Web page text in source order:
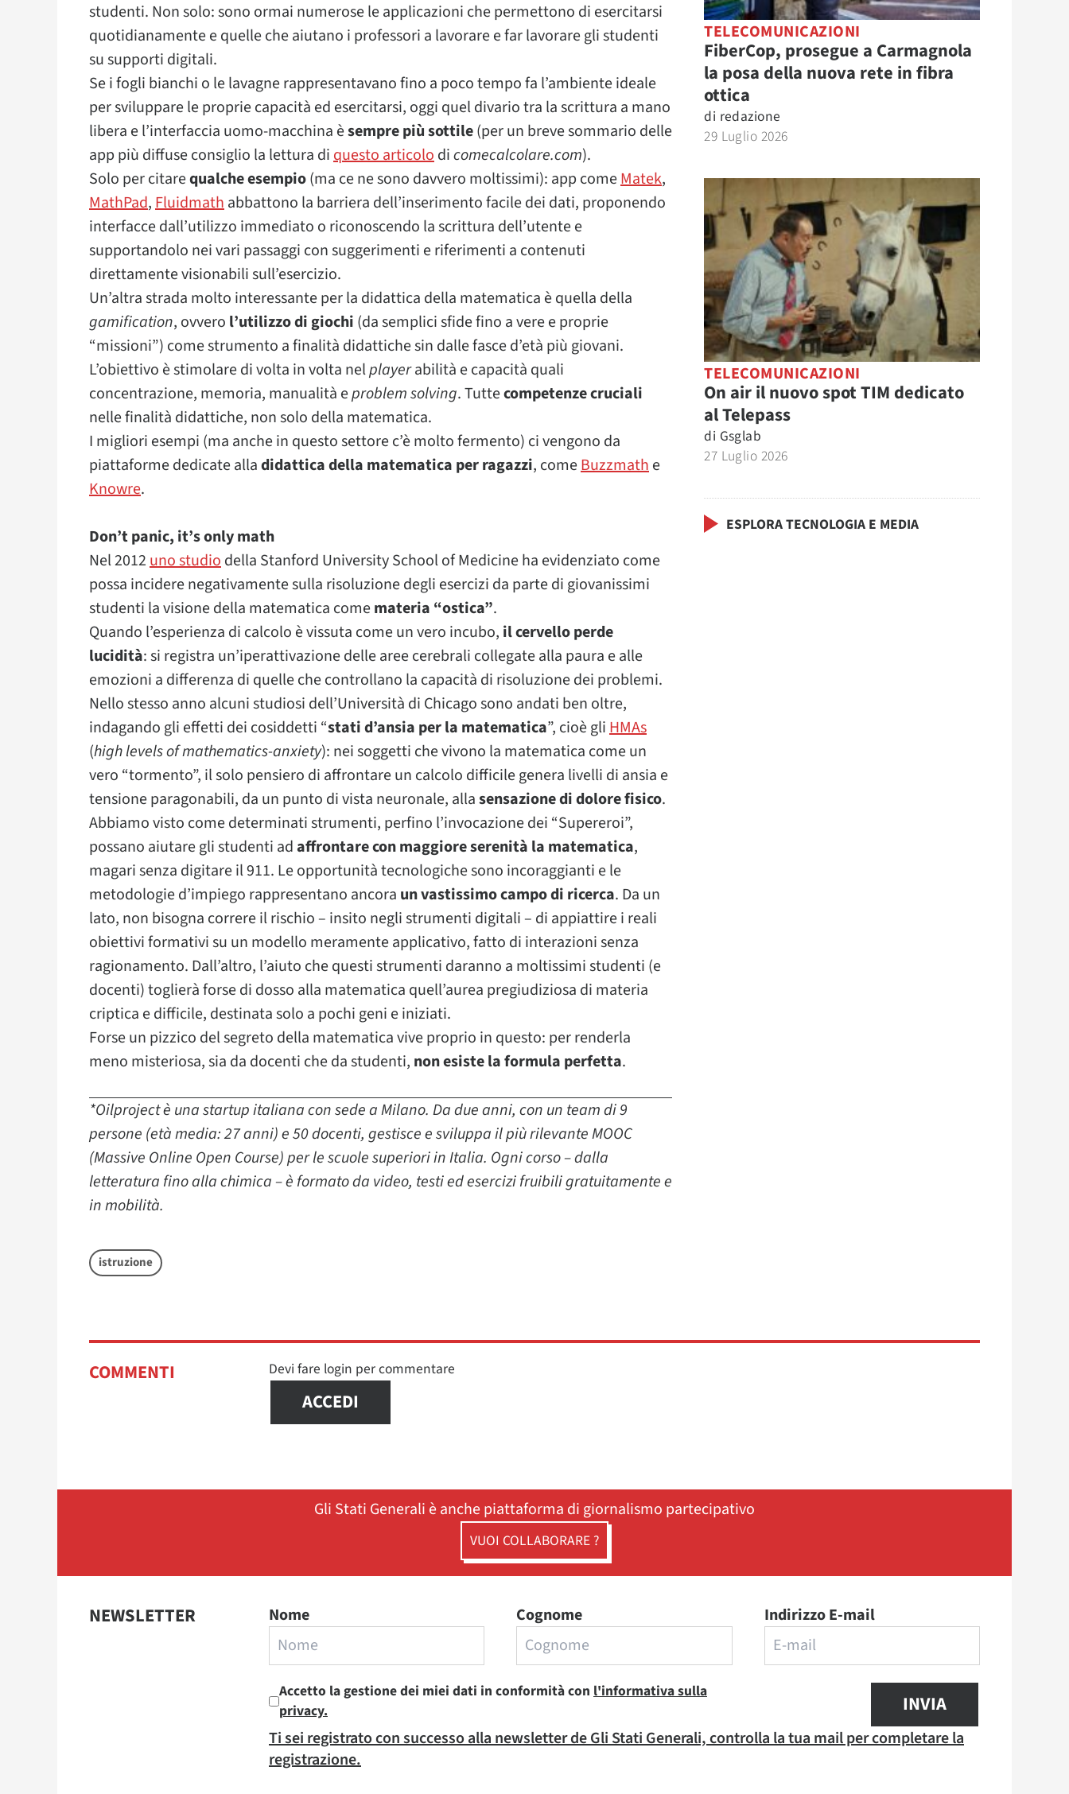
studenti. Non solo: sono ormai numerose le applicazioni che permettono di esercitarsi
quotidianamente e quelle che aiutano i professori a lavorare e far lavorare gli studenti
su supporti digitali.
Se i fogli bianchi o le lavagne rappresentavano fino a poco tempo fa l’ambiente ideale
per sviluppare le proprie capacità ed esercitarsi, oggi quel divario tra la scrittura a mano
libera e l’interfaccia uomo-macchina èsempre più sottile(per un breve sommario delle
app più diffuse consiglio la lettura diquesto articolodicomecalcolare.com).
Solo per citarequalche esempio(ma ce ne sono davvero moltissimi): app comeMatek,
MathPad,Fluidmathabbattono la barriera dell’inserimento facile dei dati, proponendo
interfacce dall’utilizzo immediato o riconoscendo la scrittura dell’utente e
supportandolo nei vari passaggi con suggerimenti e riferimenti a contenuti
direttamente visionabili sull’esercizio.
Un’altra strada molto interessante per la didattica della matematica è quella della
gamification, ovvero l’utilizzo di giochi (da semplici sfide fino a vere e proprie
“missioni”) come strumento a finalità didattiche sin dalle fasce d’età più giovani.
L’obiettivo è stimolare di volta in volta nelplayerabilità e capacità quali
concentrazione, memoria, manualità eproblem solving. Tuttecompetenze cruciali
nelle finalità didattiche, non solo della matematica.
I migliori esempi (ma anche in questo settore c’è molto fermento) ci vengono da
piattaforme dedicate alladidattica della matematica per ragazzi, comeBuzzmathe
Knowre.
Don’t panic, it’s only math
Nel 2012uno studiodella Stanford University School of Medicine ha evidenziato come
possa incidere negativamente sulla risoluzione degli esercizi da parte di giovanissimi
studenti la visione della matematica comemateria “ostica”.
Quando l’esperienza di calcolo è vissuta come un vero incubo, il cervello perde
lucidità: si registra un’iperattivazione delle aree cerebrali collegate alla paura e alle
emozioni a differenza di quelle che controllano la capacità di risoluzione dei problemi.
Nello stesso anno alcuni studiosi dell’Università di Chicago sono andati ben oltre,
indagando gli effetti dei cosiddetti “stati d’ansia per la matematica”, cioè gliHMAs
(high levels of mathematics-anxiety): nei soggetti che vivono la matematica come un
vero “tormento”, il solo pensiero di affrontare un calcolo difficile genera livelli di ansia e
tensione paragonabili, da un punto di vista neuronale, allasensazione di dolore fisico.
Abbiamo visto come determinati strumenti, perfino l’invocazione dei “Supereroi”,
possano aiutare gli studenti adaffrontare con maggiore serenità la matematica,
magari senza digitare il 911. Le opportunità tecnologiche sono incoraggianti e le
metodologie d’impiego rappresentano ancora un vastissimo campo di ricerca. Da un
lato, non bisogna correre il rischio – insito negli strumenti digitali – di appiattire i reali
obiettivi formativi su un modello meramente applicativo, fatto di interazioni senza
ragionamento. Dall’altro, l’aiuto che questi strumenti daranno a moltissimi studenti (e
docenti) toglierà forse di dosso alla matematica quell’aurea pregiudiziosa di materia
criptica e difficile, destinata solo a pochi geni e iniziati.
Forse un pizzico del segreto della matematica vive proprio in questo: per renderla
meno misteriosa, sia da docenti che da studenti, non esiste la formula perfetta.
*Oilproject è una startup italiana con sede a Milano. Da due anni, con un team di 9
persone (età media: 27 anni) e 50 docenti, gestisce e sviluppa il più rilevante MOOC
(Massive Online Open Course) per le scuole superiori in Italia. Ogni corso – dalla
letteratura fino alla chimica – è formato da video, testi ed esercizi fruibili gratuitamente e
in mobilità.
istruzione
TELECOMUNICAZIONI
FiberCop, prosegue a Carmagnola
la posa della nuova rete in fibra
ottica
di redazione
29 Luglio 2026
TELECOMUNICAZIONI
On air il nuovo spot TIM dedicato
al Telepass
di Gsglab
27 Luglio 2026
ESPLORA TECNOLOGIA E MEDIA
COMMENTI Devi fare login per commentare
ACCEDI
Gli Stati Generali è anche piattaforma di giornalismo partecipativo
VUOI COLLABORARE ?
NEWSLETTER Nome Cognome Indirizzo E-mail
Accetto la gestione dei miei dati in conformità con l'informativa sulla
privacy.
INVIA
Ti sei registrato con successo alla newsletter de Gli Stati Generali, controlla la tua mail per completare la
registrazione.